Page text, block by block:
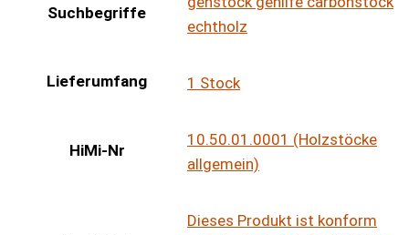
Suchbegriffe
echtholz
Lieferumfang 1 Stock
HiMi-Nr
10.50.01.0001 (Holzstöcke
allgemein)
Dieses Produkt ist konform